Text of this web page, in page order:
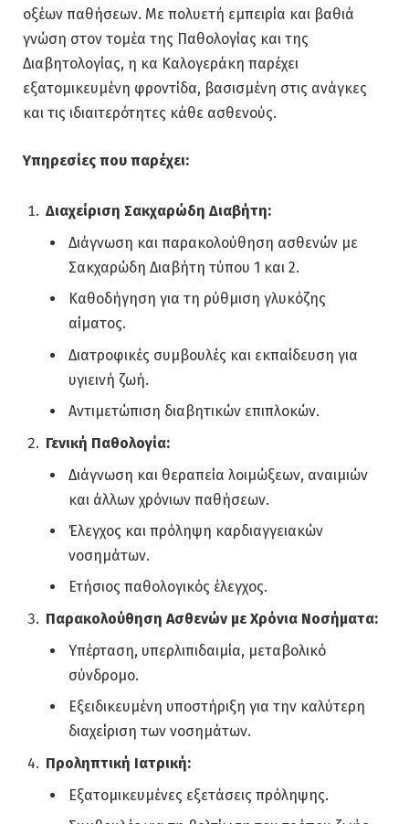
οξέων παθήσεων. Με πολυετή εμπειρία και βαθιά
γνώση στον τομέα της Παθολογίας και της
Διαβητολογίας, η κα Καλογεράκη παρέχει
εξατομικευμένη φροντίδα, βασισμένη στις ανάγκες
και τις ιδιαιτερότητες κάθε ασθενούς.
Υπηρεσίες που παρέχει:
Διαχείριση Σακχαρώδη Διαβήτη:
Διάγνωση και παρακολούθηση ασθενών με
Σακχαρώδη Διαβήτη τύπου 1 και 2.
Καθοδήγηση για τη ρύθμιση γλυκόζης
αίματος.
Διατροφικές συμβουλές και εκπαίδευση για
υγιεινή ζωή.
Αντιμετώπιση διαβητικών επιπλοκών.
Γενική Παθολογία:
Διάγνωση και θεραπεία λοιμώξεων, αναιμιών
και άλλων χρόνιων παθήσεων.
Έλεγχος και πρόληψη καρδιαγγειακών
νοσημάτων.
Ετήσιος παθολογικός έλεγχος.
Παρακολούθηση Ασθενών με Χρόνια Νοσήματα:
Υπέρταση, υπερλιπιδαιμία, μεταβολικό
σύνδρομο.
Εξειδικευμένη υποστήριξη για την καλύτερη
διαχείριση των νοσημάτων.
Προληπτική Ιατρική:
Εξατομικευμένες εξετάσεις πρόληψης.